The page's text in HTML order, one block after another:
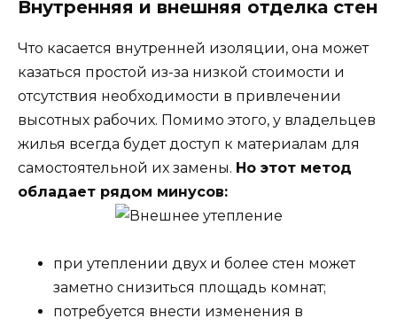
Внутренняя и внешняя отделка стен
Что касается внутренней изоляции, она может
казаться простой из-за низкой стоимости и
отсутствия необходимости в привлечении
высотных рабочих. Помимо этого, у владельцев
жилья всегда будет доступ к материалам для
самостоятельной их замены. Но этот метод
обладает рядом минусов:
при утеплении двух и более стен может
заметно снизиться площадь комнат;
потребуется внести изменения в